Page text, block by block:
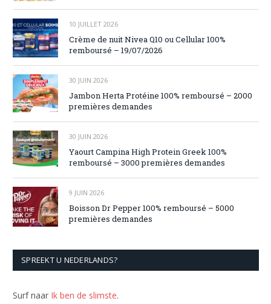
10 JUILLET 2026
Crème de nuit Nivea Q10 ou Cellular 100%
remboursé – 19/07/2026
30 JUIN 2026
Jambon Herta Protéine 100% remboursé – 2000
premières demandes
30 JUIN 2026
Yaourt Campina High Protein Greek 100%
remboursé – 3000 premières demandes
9 JUIN 2026
Boisson Dr Pepper 100% remboursé – 5000
premières demandes
SPREEKT U NEDERLANDS?
Surf naar Ik ben de slimste.